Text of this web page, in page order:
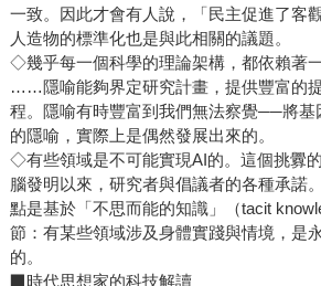
一致。因此才會有人說，「民主促進了
人造物的標準化也是與此相關的議題。
◇幾乎每一個科學的理論架構，都依賴著
……隱喻能夠界定研究計畫，提供豐富的
程。隱喻有時豐富到我們無法察覺──將基
的隱喻，實際上是偶然發展出來的。
◇有些領域是不可能實現AI的。這個挑釁
腦發明以來，研究者與倡議者的各種承
點是基於「不思而能的知識」（tacit
節：有某些領域涉及身體實踐與情境，是
的。
▉時代思想家的科技解讀